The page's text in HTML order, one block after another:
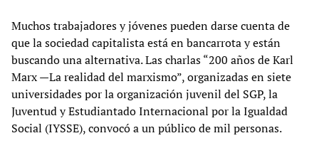
Muchos trabajadores y jóvenes pueden darse cuenta de
que la sociedad capitalista está en bancarrota y están
buscando una alternativa. Las charlas “200 años de Karl
Marx —La realidad del marxismo”, organizadas en siete
universidades por la organización juvenil del SGP, la
Juventud y Estudiantado Internacional por la Igualdad
Social (IYSSE), convocó a un público de mil personas.